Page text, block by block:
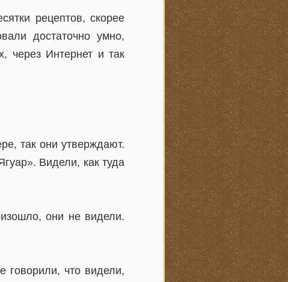
рецептов, скорее
достаточно умно,
через Интернет и так
так они утверждают.
Видели, как туда
они не видели.
говорили, что видели,